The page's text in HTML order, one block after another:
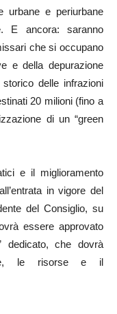
urbane e periurbane
E ancora: saranno
che si occupano
e della depurazione
delle infrazioni
20 milioni (fino a
di un “green
e il miglioramento
in vigore del
del Consiglio, su
essere approvato
dedicato, che dovrà
le risorse e il